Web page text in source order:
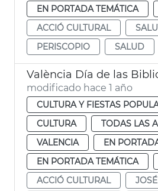
EN PORTADA TEMÁTICA
ACCIÓ CULTURAL
PERISCOPIO
SALUD
València Día de las
modificado hace 1 año
CULTURA Y FIESTAS
CULTURA
TODAS LAS
VALENCIA
EN
EN PORTADA TEMÁTICA
ACCIÓ CULTURAL